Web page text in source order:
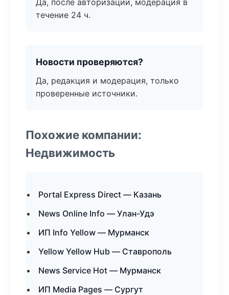
Да, после авторизации, модерация в
течение 24 ч.
Новости проверяются?
Да, редакция и модерация, только
проверенные источники.
Похожие компании:
Недвижимость
Portal Express Direct — Казань
News Online Info — Улан-Удэ
ИП Info Yellow — Мурманск
Yellow Yellow Hub — Ставрополь
News Service Hot — Мурманск
ИП Media Pages — Сургут